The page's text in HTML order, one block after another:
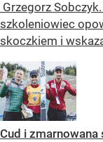
Grzegorz
szkoleniowiec
skoczkiem i
Cud i zmarnowana